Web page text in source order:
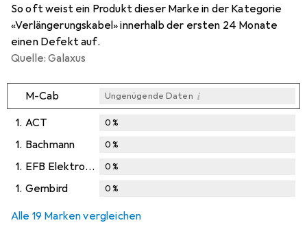
So oft weist ein Produkt dieser Marke in der Kategorie
«Verlängerungskabel» innerhalb der ersten 24 Monate
einen Defekt auf.
Quelle: Galaxus
M-Cab Ungenügende Daten i
1. ACT 0%
1. Bachmann 0%
1. EFB Elektronik 0%
1. Gembird 0%
Alle 19 Marken vergleichen